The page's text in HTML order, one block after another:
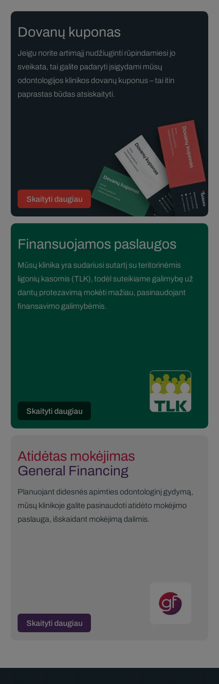
Dovanų kuponas
Jeigu norite artimąjį nudžiuginti rūpindamiesi jo
sveikata, tai galite padaryti įsigydami mūsų
odontologijos klinikos dovanų kuponus – tai itin
paprastas būdas atsiskaityti.
Skaityti daugiau
Finansuojamos paslaugos
Mūsų klinika yra sudariusi sutartį su teritorinėmis
ligonių kasomis (TLK), todėl suteikiame galimybę už
dantų protezavimą mokėti mažiau, pasinaudojant
finansavimo galimybėmis.
Skaityti daugiau
Atidėtas mokėjimas
General Financing
Planuojant didesnės apimties odontologinį gydymą,
mūsų klinikoje galite pasinaudoti atidėto mokėjimo
paslauga, išskaidant mokėjimą dalimis.
Skaityti daugiau